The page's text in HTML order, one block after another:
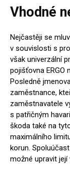
Vhodné
Nejčastěji se
v souvislosti s
však univerzální
pojišťovna ERGO
Posledně
zaměstnance,
zaměstnavatele
s patřičným
škoda také na
maximálního
korun.
možné upravit její